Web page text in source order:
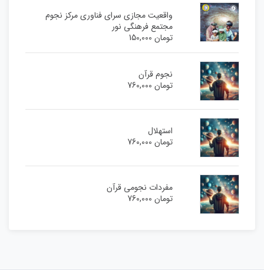
واقعیت مجازی سرای فناوری مرکز نجوم
مجتمع فرهنگی نور
تومان150,000
نجوم قرآن
تومان760,000
استهلال
تومان760,000
مفردات نجومی قرآن
تومان760,000